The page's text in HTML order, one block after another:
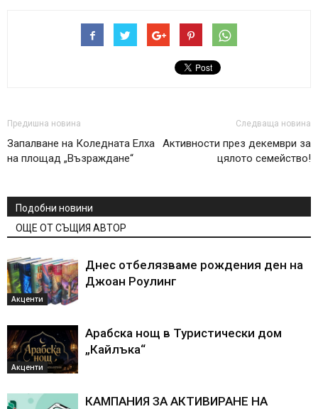
Предишна новина
Запалване на Коледната Елха
на площад „Възраждане“
Следваща новина
Активности през декември за
цялото семейство!
Подобни новини
ОЩЕ ОТ СЪЩИЯ АВТОР
Акценти
Днес отбелязваме рождения ден на
Джоан Роулинг
Акценти
Арабска нощ в Туристически дом
„Кайлъка“
КАМПАНИЯ ЗА АКТИВИРАНЕ НА